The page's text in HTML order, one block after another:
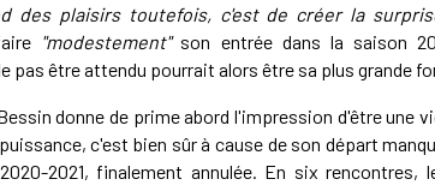
des plaisirs toutefois, c'est de créer la
"modestement"son entrée dans la saison
pas être attendu pourrait alors être sa plus grande
donne de prime abord l'impression d'être une
c'est bien sûr à cause de son départ
2021, finalement annulée. En six rencontres,